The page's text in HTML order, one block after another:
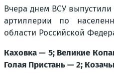
Вчера днем ВСУ
артиллерии по
области Российской
Каховка — 5; Великие
Голая Пристань — 2;